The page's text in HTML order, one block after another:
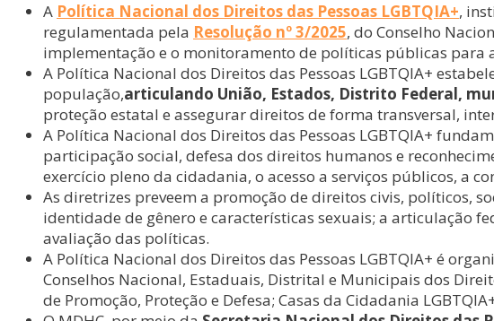
A Política Nacional dos Direitos das Pessoas LGBTQIA+,
regulamentada pela Resolução nº 3/2025, do Conselho
implementação e o monitoramento de políticas públicas para
A Política Nacional dos Direitos das Pessoas LGBTQIA+
população,articulando União, Estados, Distrito Federal,
proteção estatal e assegurar direitos de forma transversal,
A Política Nacional dos Direitos das Pessoas LGBTQIA+
participação social, defesa dos direitos humanos e
exercício pleno da cidadania, o acesso a serviços públicos, a
As diretrizes preveem a promoção de direitos civis, políticos,
identidade de gênero e características sexuais; a articulação
avaliação das políticas.
A Política Nacional dos Direitos das Pessoas LGBTQIA+ é
Conselhos Nacional, Estaduais, Distrital e Municipais dos
de Promoção, Proteção e Defesa; Casas da Cidadania